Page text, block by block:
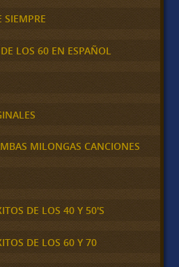
SIEMPRE
LOS 60 EN ESPAÑOL
MILONGAS CANCIONES
DE LOS 40 Y 50'S
DE LOS 60 Y 70